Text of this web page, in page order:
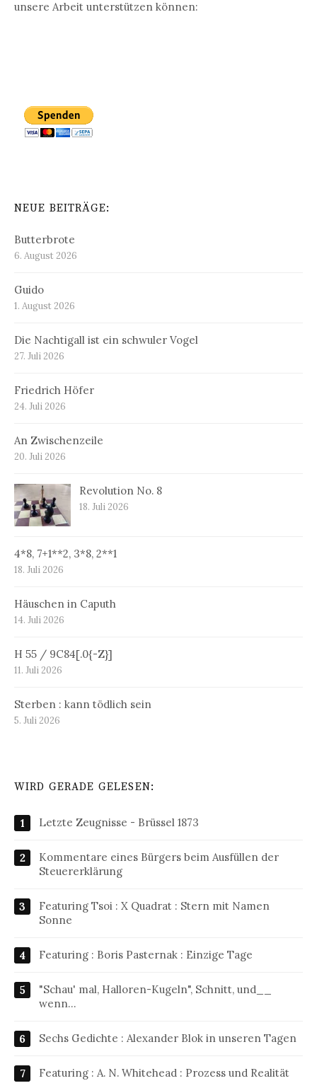
unsere Arbeit unterstützen können:
NEUE BEITRÄGE:
Butterbrote
6. August 2026
Guido
1. August 2026
Die Nachtigall ist ein schwuler Vogel
27. Juli 2026
Friedrich Höfer
24. Juli 2026
An Zwischenzeile
20. Juli 2026
Revolution No. 8
18. Juli 2026
4*8, 7+1**2, 3*8, 2**1
18. Juli 2026
Häuschen in Caputh
14. Juli 2026
H 55 / 9C84[.0{-Z}]
11. Juli 2026
Sterben : kann tödlich sein
5. Juli 2026
WIRD GERADE GELESEN:
Letzte Zeugnisse - Brüssel 1873
Kommentare eines Bürgers beim Ausfüllen der
Steuererklärung
Featuring Tsoi : X Quadrat : Stern mit Namen
Sonne
Featuring : Boris Pasternak : Einzige Tage
"Schau' mal, Halloren-Kugeln", Schnitt, und__
wenn…
Sechs Gedichte : Alexander Blok in unseren Tagen
Featuring : A. N. Whitehead : Prozess und Realität